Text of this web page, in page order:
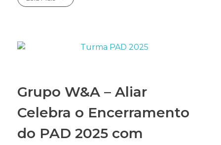
Grupo W&A – Aliar
Celebra o Encerramento
do PAD 2025 com